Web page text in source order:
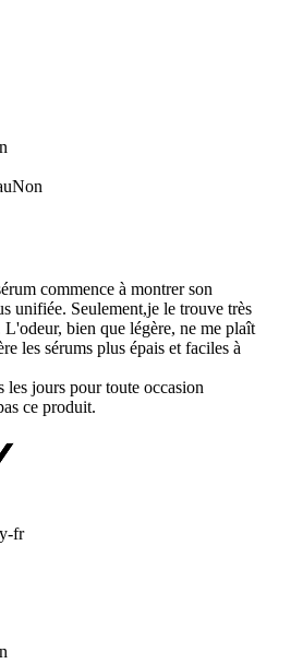
Non
commence à montrer son
unifiée. Seulement,je le trouve très
bien que légère, ne me plaît
les sérums plus épais et faciles à
les jours pour toute occasion
ce produit.
fr